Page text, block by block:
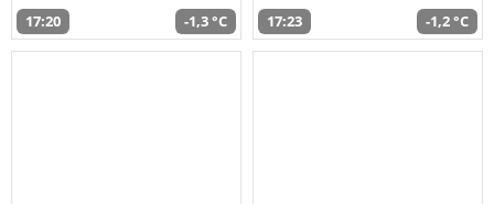
17:20 -1,3 °C 17:23 -1,2 °C